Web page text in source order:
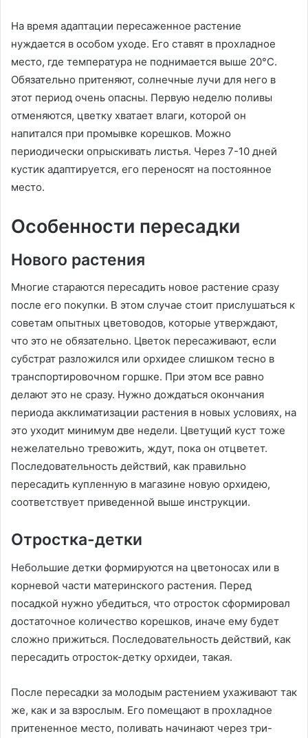
На время адаптации пересаженное растение
нуждается в особом уходе. Его ставят в прохладное
место, где температура не поднимается выше 20°C.
Обязательно притеняют, солнечные лучи для него в
этот период очень опасны. Первую неделю поливы
отменяются, цветку хватает влаги, которой он
напитался при промывке корешков. Можно
периодически опрыскивать листья. Через 7-10 дней
кустик адаптируется, его переносят на постоянное
место.
Особенности пересадки
Нового растения
Многие стараются пересадить новое растение сразу
после его покупки. В этом случае стоит прислушаться к
советам опытных цветоводов, которые утверждают,
что это не обязательно. Цветок пересаживают, если
субстрат разложился или орхидее слишком тесно в
транспортировочном горшке. При этом все равно
делают это не сразу. Нужно дождаться окончания
периода акклиматизации растения в новых условиях, на
это уходит минимум две недели. Цветущий куст тоже
нежелательно тревожить, ждут, пока он отцветет.
Последовательность действий, как правильно
пересадить купленную в магазине новую орхидею,
соответствует приведенной выше инструкции.
Отростка-детки
Небольшие детки формируются на цветоносах или в
корневой части материнского растения. Перед
посадкой нужно убедиться, что отросток сформировал
достаточное количество корешков, иначе ему будет
сложно прижиться. Последовательность действий, как
пересадить отросток-детку орхидеи, такая.
После пересадки за молодым растением ухаживают так
же, как и за взрослым. Его помещают в прохладное
притененное место, поливать начинают через три-